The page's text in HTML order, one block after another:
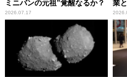
ミニバンの元祖”覚醒なるか？
2026.07.17
業